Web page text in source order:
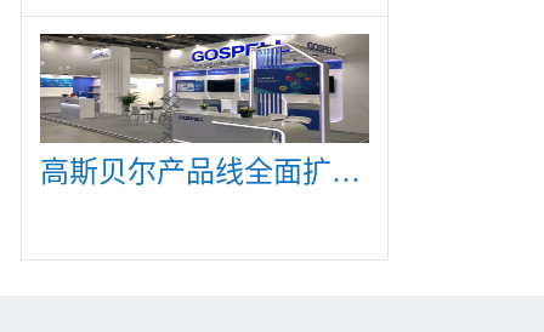
高斯贝尔产品线全面扩展，众多新产品亮相CommunicAsia 2019